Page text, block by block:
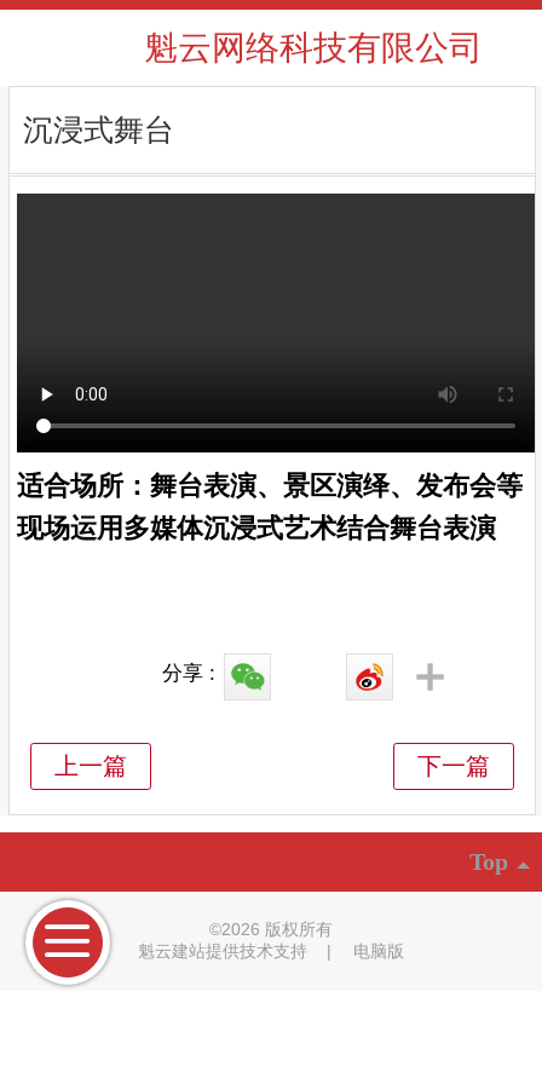
魁云网络科技有限公司
沉浸式舞台
适合场所：舞台表演、景区演绎、发布会等
现场运用多媒体沉浸式艺术结合舞台表演
分享 :
Top
©2026 版权所有
魁云建站提供技术支持
| 电脑版